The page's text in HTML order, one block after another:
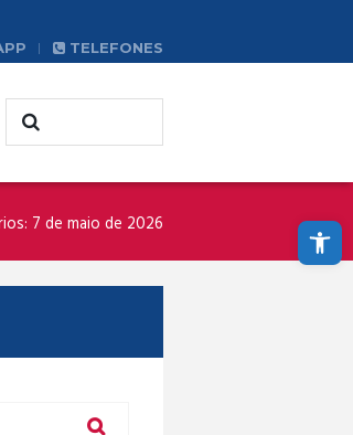
Abrir a barra de ferramentas
TELEFONES
7 de maio de 2026